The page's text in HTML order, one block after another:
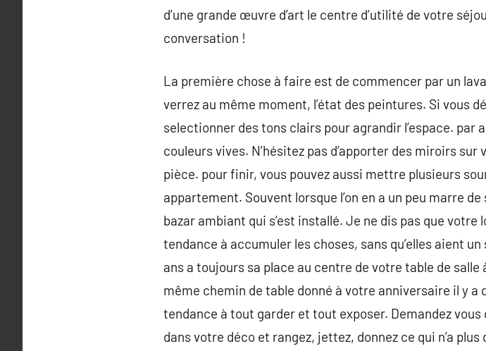
d’une grande œuvre d’art le centre d’utilité de votre
conversation !
La première chose à faire est de commencer par un
verrez au même moment, l’état des peintures. Si vous
selectionner des tons clairs pour agrandir l’espace. par
couleurs vives. N’hésitez pas d’apporter des miroirs
pièce. pour finir, vous pouvez aussi mettre plusieurs
appartement. Souvent lorsque l’on en a un peu marre
bazar ambiant qui s’est installé. Je ne dis pas que votre
tendance à accumuler les choses, sans qu’elles aient
ans a toujours sa place au centre de votre table de salle
même chemin de table donné à votre anniversaire il y a
tendance à tout garder et tout exposer. Demandez
dans votre déco et rangez, jettez, donnez ce qui n’a